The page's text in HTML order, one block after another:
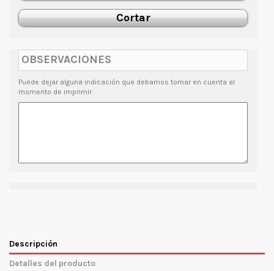
Cortar
OBSERVACIONES
Puede dejar alguna indicación que debamos tomar en cuenta al
momento de imprimir.
Descripción
Detalles del producto